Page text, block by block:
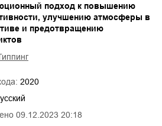
09.12.2023 20:18
подход к повышению
улучшению атмосферы в
и предотвращению
2020